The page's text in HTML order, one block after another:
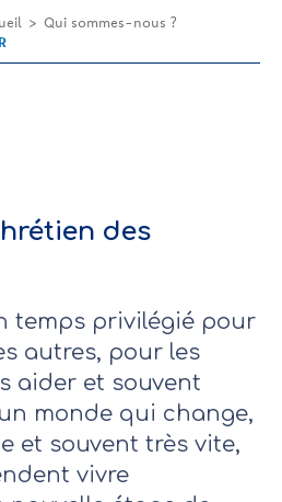
Qui sommes-nous ?
des
temps privilégié pour
autres, pour les
aider et souvent
un monde qui change,
et souvent très vite,
vivre